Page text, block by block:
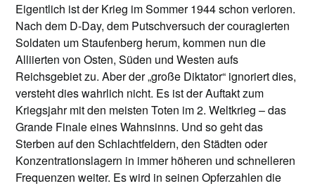
Eigentlich ist der Krieg im Sommer 1944 schon verloren.
Nach dem D-Day, dem Putschversuch der couragierten
Soldaten um Staufenberg herum, kommen nun die
Alliierten von Osten, Süden und Westen aufs
Reichsgebiet zu. Aber der „große Diktator“ ignoriert dies,
versteht dies wahrlich nicht. Es ist der Auftakt zum
Kriegsjahr mit den meisten Toten im 2. Weltkrieg – das
Grande Finale eines Wahnsinns. Und so geht das
Sterben auf den Schlachtfeldern, den Städten oder
Konzentrationslagern in immer höheren und schnelleren
Frequenzen weiter. Es wird in seinen Opferzahlen die